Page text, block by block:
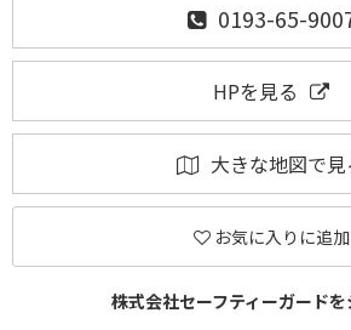
0193-65-
HPを見る
大きな地図で見
お気に入りに追加
株式会社セーフティーガード